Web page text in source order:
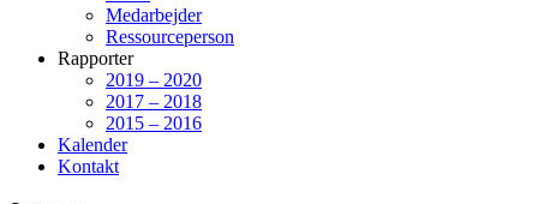
Medarbejder
Ressourceperson
Rapporter
2019 – 2020
2017 – 2018
2015 – 2016
Kalender
Kontakt